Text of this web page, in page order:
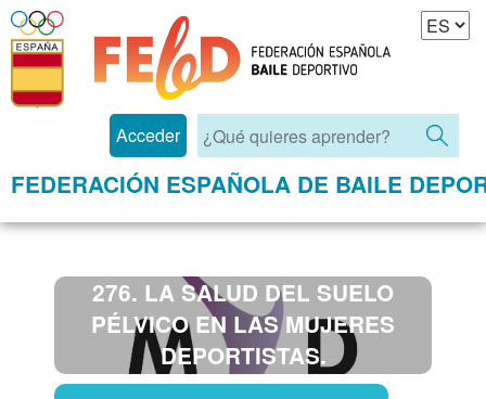
Acceder
FEDERACIÓN ESPAÑOLA DE BAILE
276. LA SALUD DEL SUELO
PÉLVICO EN LAS MUJERES
DEPORTISTAS.